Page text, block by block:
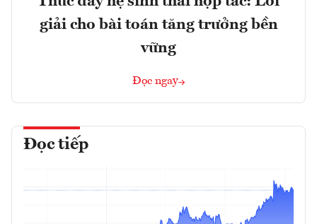
giải cho bài toán tăng trưởng bền
vững
Đọc ngay
Đọc tiếp